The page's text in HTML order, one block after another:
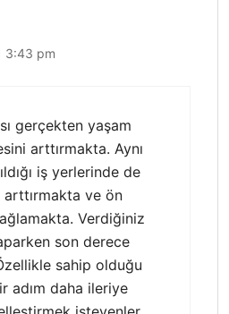
3:43 pm
gerçekten yaşam
arttırmakta. Aynı
iş yerlerinde de
ve ön
Verdiğiniz
son derece
sahip olduğu
adım daha ileriye